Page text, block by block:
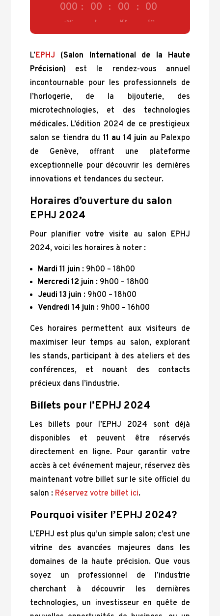
000
Jour
: 00
H
: 00
Min
: 00
Sec
L’EPHJ (Salon International de la Haute
Précision) est le rendez-vous annuel
incontournable pour les professionnels de
l’horlogerie, de la bijouterie, des
microtechnologies, et des technologies
médicales. L’édition 2024 de ce prestigieux
salon se tiendra du 11 au 14 juin au Palexpo
de Genève, offrant une plateforme
exceptionnelle pour découvrir les dernières
innovations et tendances du secteur.
Horaires d’ouverture du salon
EPHJ 2024
Pour planifier votre visite au salon EPHJ
2024, voici les horaires à noter :
Mardi 11 juin : 9h00 – 18h00
Mercredi 12 juin : 9h00 – 18h00
Jeudi 13 juin : 9h00 – 18h00
Vendredi 14 juin : 9h00 – 16h00
Ces horaires permettent aux visiteurs de
maximiser leur temps au salon, explorant
les stands, participant à des ateliers et des
conférences, et nouant des contacts
précieux dans l’industrie.
Billets pour l’EPHJ 2024
Les billets pour l’EPHJ 2024 sont déjà
disponibles et peuvent être réservés
directement en ligne. Pour garantir votre
accès à cet événement majeur, réservez dès
maintenant votre billet sur le site officiel du
salon : Réservez votre billet ici.
Pourquoi visiter l’EPHJ 2024?
L’EPHJ est plus qu’un simple salon; c’est une
vitrine des avancées majeures dans les
domaines de la haute précision. Que vous
soyez un professionnel de l’industrie
cherchant à découvrir les dernières
technologies, un investisseur en quête de